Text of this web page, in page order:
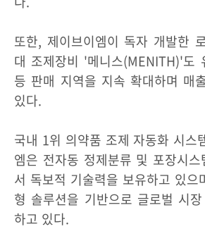
또한, 제이브이엠이 독자 개발한
대 조제장비 '메니스(MENITH)'도
등 판매 지역을 지속 확대하며 매
있다.
국내 1위 의약품 조제 자동화 시스
엠은 전자동 정제분류 및 포장시스
서 독보적 기술력을 보유하고 있으
형 솔루션을 기반으로 글로벌 시
하고 있다.